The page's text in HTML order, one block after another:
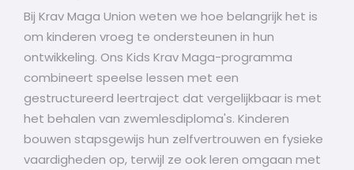
Bij Krav Maga Union weten we hoe belangrijk het is
om kinderen vroeg te ondersteunen in hun
ontwikkeling. Ons Kids Krav Maga-programma
combineert speelse lessen met een
gestructureerd leertraject dat vergelijkbaar is met
het behalen van zwemlesdiploma's. Kinderen
bouwen stapsgewijs hun zelfvertrouwen en fysieke
vaardigheden op, terwijl ze ook leren omgaan met